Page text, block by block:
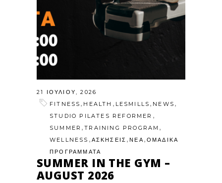
21 ΙΟΥΛΊΟΥ, 2026
FITNESS , HEALTH , LESMILLS , NEWS ,
STUDIO PILATES REFORMER ,
SUMMER ,TRAINING PROGRAM ,
WELLNESS , ΑΣΚΗΣΕΙΣ ,ΝΕΑ , ΟΜΑΔΙΚΑ
ΠΡΟΓΡΑΜΜΑΤΑ
SUMMER IN THE GYM –
AUGUST 2026